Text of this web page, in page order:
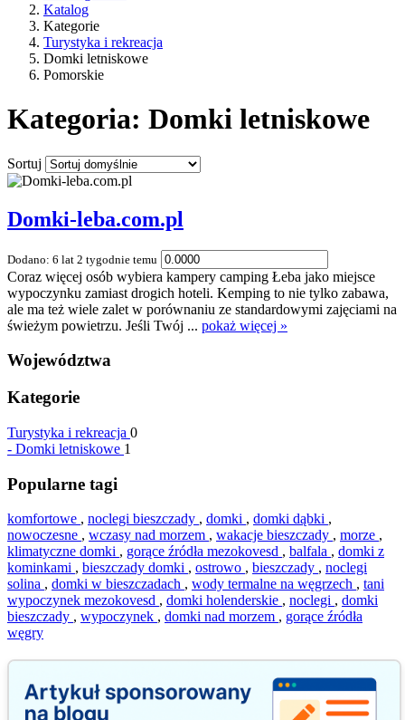
Katalog
Kategorie
Turystyka i rekreacja
Domki letniskowe
Pomorskie
Kategoria: Domki letniskowe
Sortuj
Domki-leba.com.pl
Dodano: 6 lat 2 tygodnie temu
Coraz więcej osób wybiera kampery camping Łeba jako miejsce
wypoczynku zamiast drogich hoteli. Kemping to nie tylko zabawa,
ale ma też wiele zalet w porównaniu ze standardowymi zajęciami na
świeżym powietrzu. Jeśli Twój ... pokaż więcej »
Województwa
Kategorie
Turystyka i rekreacja 0
- Domki letniskowe 1
Popularne tagi
komfortowe , noclegi bieszczady , domki , domki dąbki ,
nowoczesne , wczasy nad morzem , wakacje bieszczady , morze ,
klimatyczne domki , gorące źródła mezokovesd , balfala , domki z
kominkami , bieszczady domki , ostrowo , bieszczady , noclegi
solina , domki w bieszczadach , wody termalne na węgrzech , tani
wypoczynek mezokovesd , domki holenderskie , noclegi , domki
bieszczady , wypoczynek , domki nad morzem , gorące źródła
węgry